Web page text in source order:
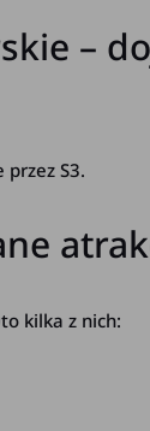
–
S3.
kilka z nich: